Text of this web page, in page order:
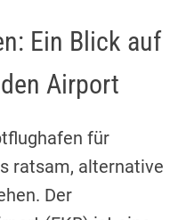
Ein Blick auf
Airport
für
ratsam, alternative
Der